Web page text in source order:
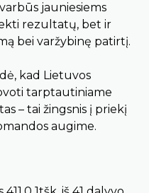
jauniesiems
rezultatų, bet ir
bei varžybinę patirtį.
kad Lietuvos
tarptautiniame
– tai žingsnis į priekį
augime.